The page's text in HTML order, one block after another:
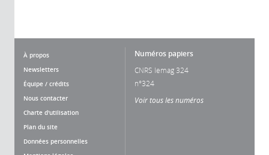
À propos
Newsletters
Équipe / crédits
Nous contacter
Charte d'utilisation
Plan du site
Données personnelles
Numéros papiers
CNRS lemag 324
n°324
Voir tous les numéros